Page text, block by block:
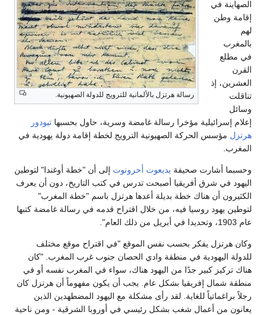
رسالة هرتزل بالألمانية للترويج للدولة الصهيونية.
في
وطن
مطلع
إذ
إسرائيلية مؤخرا رسالة غامضة وسرية، حاول بحسبهاتيودور
مؤسس الحركة الصهيونية الترويج لخطة إقامة دولة يهودية في
أشارت صحيفةيديعوت أحرونوتإلى أن "خطة أوغندا" لتوطين
في شرق أفريقيا أصبحت تدرس في كتب التاريخ، دون أن يعرف
أن هناك خطة بديلة أعدها هرتزل باسم "خطة المغرب"
يهود روسيا فيه، من خلال اقتراح قدمه في رسالة غامضة كتبها
هرتزل يفكر بحسب نفس الموقع "في اقتراح موقع مختلف
اليهودية في منطقة وادي الحصان جنوب غرب المغرب. "كان
تركيز كبير جدًا من اليهود هناك، سواء في المغرب نفسه أو في
شمال إفريقيا بشكل عام. يجب أن يكون مفهوماً أن هرتزل كان
براغماتياً للغاية. لقد رأى مشكلة مع اليهود المضطهدين الذين
من أعمال شغب بشكل رئيسي في أوروبا الشرقية - ومن ناحية